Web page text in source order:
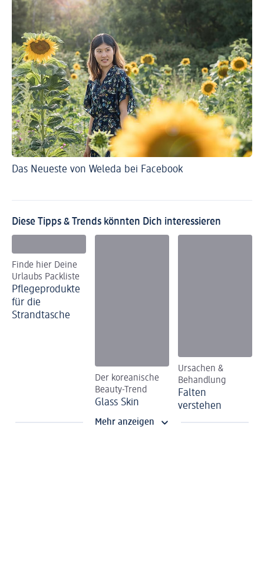
Das Neueste von Weleda bei Facebook
Diese Tipps & Trends könnten Dich interessieren
Finde hier Deine
Urlaubs Packliste
Pflegeprodukte
für die
Strandtasche
Der koreanische
Beauty-Trend
Glass Skin
Ursachen &
Behandlung
Falten
verstehen
Mehr anzeigen